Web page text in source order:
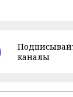
каналы